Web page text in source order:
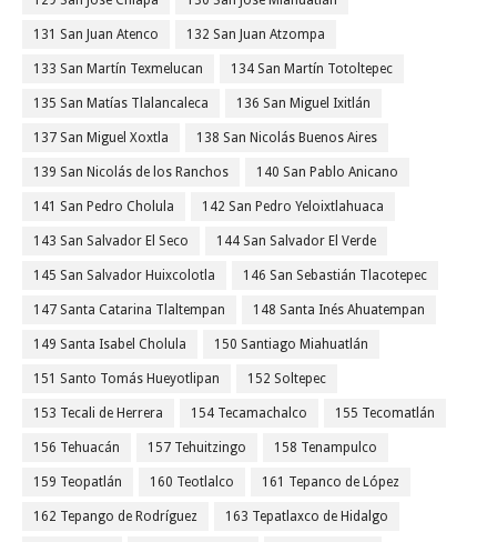
131 San Juan Atenco 132 San Juan Atzompa
133 San Martín Texmelucan 134 San Martín Totoltepec
135 San Matías Tlalancaleca 136 San Miguel Ixitlán
137 San Miguel Xoxtla 138 San Nicolás Buenos Aires
139 San Nicolás de los Ranchos 140 San Pablo Anicano
141 San Pedro Cholula 142 San Pedro Yeloixtlahuaca
143 San Salvador El Seco 144 San Salvador El Verde
145 San Salvador Huixcolotla 146 San Sebastián Tlacotepec
147 Santa Catarina Tlaltempan 148 Santa Inés Ahuatempan
149 Santa Isabel Cholula 150 Santiago Miahuatlán
151 Santo Tomás Hueyotlipan 152 Soltepec
153 Tecali de Herrera 154 Tecamachalco 155 Tecomatlán
156 Tehuacán 157 Tehuitzingo 158 Tenampulco
159 Teopatlán 160 Teotlalco 161 Tepanco de López
162 Tepango de Rodríguez 163 Tepatlaxco de Hidalgo